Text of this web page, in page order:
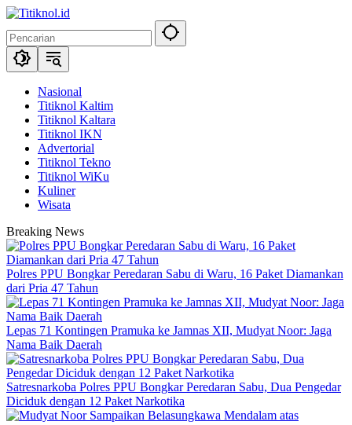
Langsung
konten
Nasional
Titiknol Kaltim
Titiknol Kaltara
Titiknol IKN
Advertorial
Titiknol Tekno
Titiknol WiKu
Kuliner
Wisata
Breaking News
Polres PPU Bongkar Peredaran Sabu di Waru, 16 Paket Diamankan
dari Pria 47 Tahun
Lepas 71 Kontingen Pramuka ke Jamnas XII, Mudyat Noor: Jaga
Nama Baik Daerah
Satresnarkoba Polres PPU Bongkar Peredaran Sabu, Dua Pengedar
Diciduk dengan 12 Paket Narkotika